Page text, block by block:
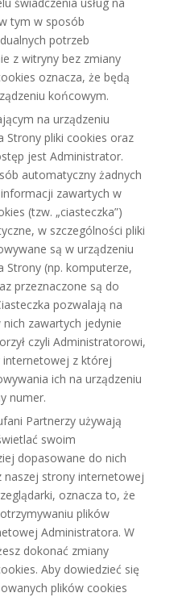
tym w sposób
potrzeb
z witryny bez zmiany
oznacza, że będą
końcowym.
na urządzeniu
Strony pliki cookies oraz
jest Administrator.
automatyczny żadnych
zawartych w
(tzw. „ciasteczka”)
w szczególności pliki
są w urządzeniu
(np. komputerze,
przeznaczone są do
pozwalają na
zawartych jedynie
czyli Administratorowi,
internetowej z której
ich na urządzeniu
numer.
Partnerzy używają
swoim
dopasowane do nich
naszej strony internetowej
oznacza to, że
plików
Administratora. W
dokonać zmiany
Aby dowiedzieć się
plików cookies